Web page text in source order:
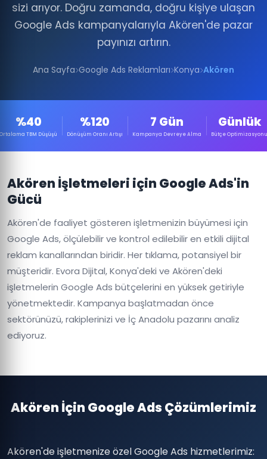
sizi arıyor. Doğru zamanda, doğru kişiye ulaşan
Google Ads kampanyalarıyla Akören'de pazar
payınızı artırın.
Ana Sayfa Google Ads Reklamları Konya Akören
%40
Ortalama TBM Düşüşü
%120
Dönüşüm Oranı Artışı
7 Gün
Kampanya Devreye Alma
Günlük
Bütçe Optimizasyonu
Akören İşletmeleri için Google Ads'in
Gücü
Akören'de faaliyet gösteren işletmenizin büyümesi için
Google Ads, ölçülebilir ve kontrol edilebilir en etkili dijital
reklam kanallarından biridir. Her tıklama, potansiyel bir
müşteridir. Evora Dijital, Konya'deki ve Akören'deki
işletmelerin Google Ads bütçelerini en yüksek getiriyle
yönetmektedir. Kampanya başlatmadan önce
sektörünüzü, rakiplerinizi ve İç Anadolu pazarını analiz
ediyoruz.
Akören İçin Google Ads Çözümlerimiz
Akören'de işletmenize özel Google Ads hizmetlerimiz: